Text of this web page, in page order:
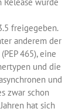
freigegeben.
anderem der
465), eine
und die
und
zwar schon
hat sich